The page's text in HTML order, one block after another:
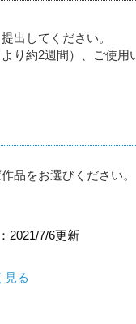
出してください。
り約2週間）、ご使用
品をお選びください。
2021/7/6更新
見る